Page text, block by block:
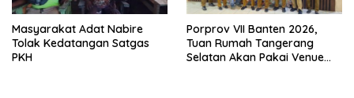
Masyarakat Adat Nabire
Tolak Kedatangan Satgas
PKH
Porprov VII Banten 2026,
Tuan Rumah Tangerang
Selatan Akan Pakai Venue